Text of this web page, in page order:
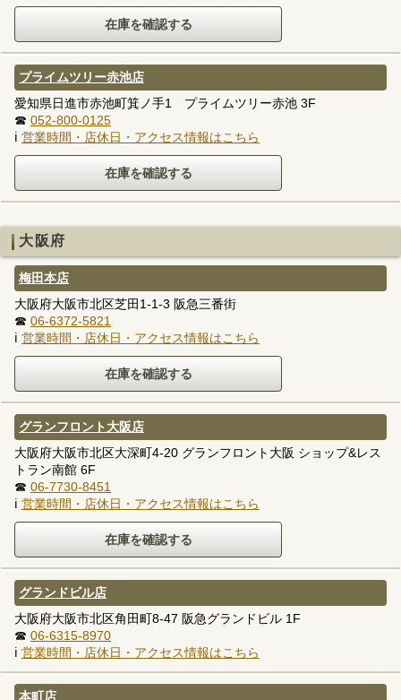
プライムツリー赤池店
愛知県日進市赤池町箕ノ手1 プライムツリー赤池 3F
☎ 052-800-0125
ℹ 営業時間・店休日・アクセス情報はこちら
大阪府
梅田本店
大阪府大阪市北区芝田1-1-3 阪急三番街
☎ 06-6372-5821
ℹ 営業時間・店休日・アクセス情報はこちら
グランフロント大阪店
大阪府大阪市北区大深町4-20 グランフロント大阪 ショップ&レス
トラン南館 6F
☎ 06-7730-8451
ℹ 営業時間・店休日・アクセス情報はこちら
グランドビル店
大阪府大阪市北区角田町8-47 阪急グランドビル 1F
☎ 06-6315-8970
ℹ 営業時間・店休日・アクセス情報はこちら
本町店